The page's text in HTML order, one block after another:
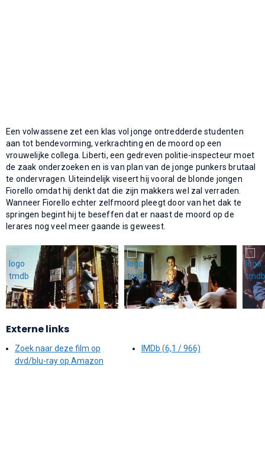
Een volwassene zet een klas vol jonge ontredderde studenten
aan tot bendevorming, verkrachting en de moord op een
vrouwelijke collega. Liberti, een gedreven politie-inspecteur moet
de zaak onderzoeken en is van plan van de jonge punkers brutaal
te ondervragen. Uiteindelijk viseert hij vooral de blonde jongen
Fiorello omdat hij denkt dat die zijn makkers wel zal verraden.
Wanneer Fiorello echter zelfmoord pleegt door van het dak te
springen begint hij te beseffen dat er naast de moord op de
lerares nog veel meer gaande is geweest.
Externe links
Zoek naar deze film op
dvd/blu-ray op Amazon
IMDb (6,1 / 966)